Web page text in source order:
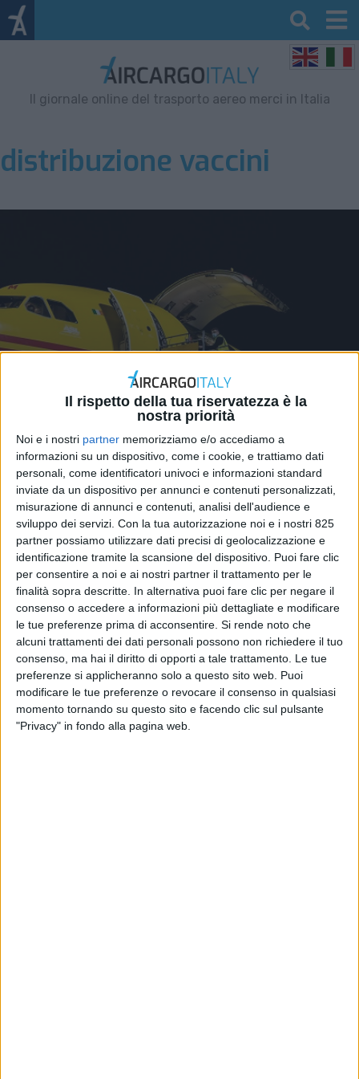
Il rispetto della tua riservatezza è la
nostra priorità
Noi e i nostri partner memorizziamo e/o accediamo a
informazioni su un dispositivo, come i cookie, e trattiamo dati
personali, come identificatori univoci e informazioni standard
inviate da un dispositivo per annunci e contenuti personalizzati,
misurazione di annunci e contenuti, analisi dell'audience e
sviluppo dei servizi. Con la tua autorizzazione noi e i nostri 825
partner possiamo utilizzare dati precisi di geolocalizzazione e
identificazione tramite la scansione del dispositivo. Puoi fare clic
per consentire a noi e ai nostri partner il trattamento per le
finalità sopra descritte. In alternativa puoi fare clic per negare il
consenso o accedere a informazioni più dettagliate e modificare
le tue preferenze prima di acconsentire. Si rende noto che
alcuni trattamenti dei dati personali possono non richiedere il tuo
consenso, ma hai il diritto di opporti a tale trattamento. Le tue
preferenze si applicheranno solo a questo sito web. Puoi
modificare le tue preferenze o revocare il consenso in qualsiasi
momento tornando su questo sito e facendo clic sul pulsante
"Privacy" in fondo alla pagina web.
Il giornale online del trasporto aereo merci in Italia
distribuzione vaccini
Oltre 100 milioni di vaccini
anti-Covid 19 consegnati in
Italia da Dhl Express
ITALIA 7 FEBBRAIO 2022